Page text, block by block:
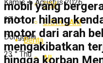
Kamis, 6 Agustus 2026
27 °c
Donggala
23 ° Thu
SIM
SIDIK JARI
Berita
All
mobil yang
motor hilang
motor dari arah
mengakibatkan